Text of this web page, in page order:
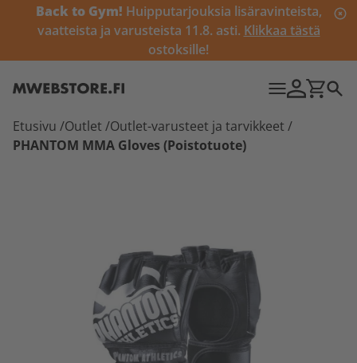
Back to Gym! Huipputarjouksia lisäravinteista,
vaatteista ja varusteista 11.8. asti. Klikkaa tästä
ostoksille!
Etusivu /Outlet /Outlet-varusteet ja tarvikkeet /
PHANTOM MMA Gloves (Poistotuote)